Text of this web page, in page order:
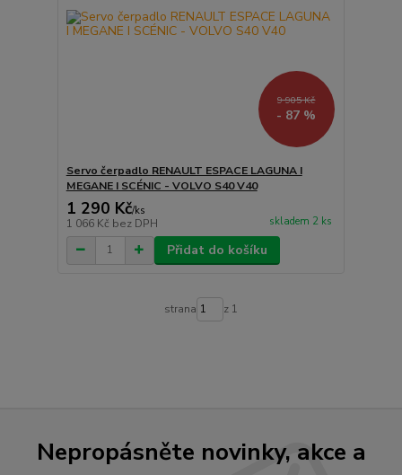
9 905 Kč
- 87 %
Servo čerpadlo RENAULT ESPACE LAGUNA I
MEGANE I SCÉNIC - VOLVO S40 V40
1 290 Kč/ks
1 066 Kč bez DPH skladem 2 ks
Přidat do košíku
strana z 1
Nepropásněte novinky, akce a